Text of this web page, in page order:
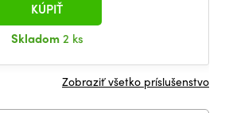
Skladom2 ks
KÚPIŤ
Zobraziť všetko príslušenstvo